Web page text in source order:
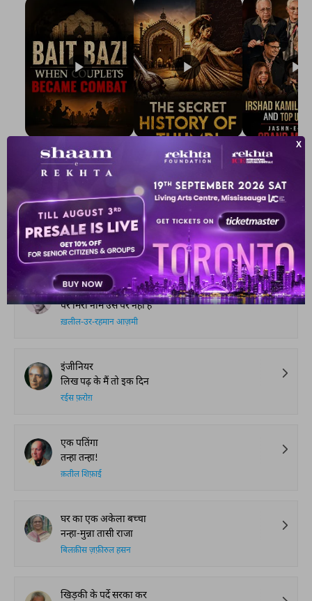
The Urdu Game That
Gave Us Antakshari |
Bait Bazi Explained
The Secret History of
Thumri: From
Lucknow’s Courts to
Global Stages
Irshad Kamil,
Kazmi and
Poets Live at
e-Rekhta
Mushaira
आप ये भी पढ़ सकते हैं
मिरी क़ब्र पर एक कतबा तो है
पर मिरा नाम उस पर नहीं है
ख़लील-उर-रहमान आज़मी
इंजीनियर
लिख पढ़ के मैं तो इक दिन
रईस फ़रोग़
एक पतिंगा
तन्हा तन्हा!
क़तील शिफ़ाई
घर का एक अकेला बच्चा
नन्हा-मुन्ना तासी राजा
बिलक़ीस ज़फ़ीरुल हसन
खिड़की के पर्दे सरका कर